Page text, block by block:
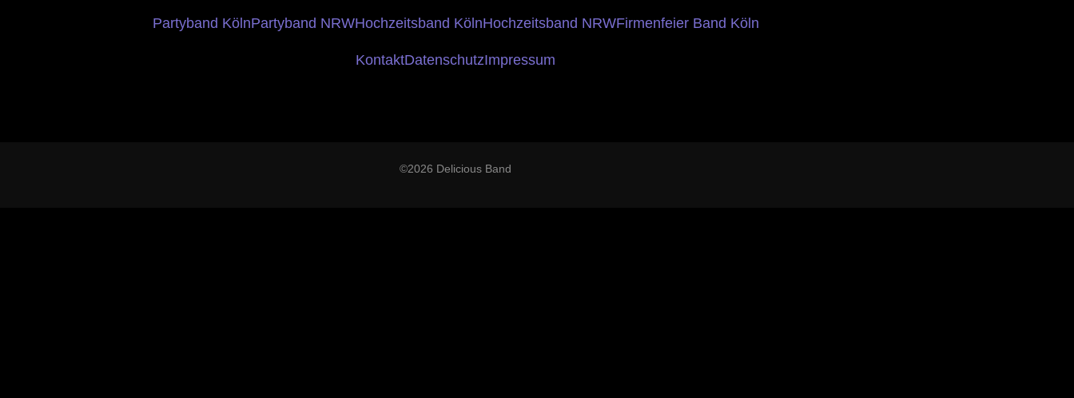
Partyband KölnPartyband NRWHochzeitsband KölnHochzeitsband NRWFirmenfeier Band Köln
KontaktDatenschutzImpressum
©2026 Delicious Band